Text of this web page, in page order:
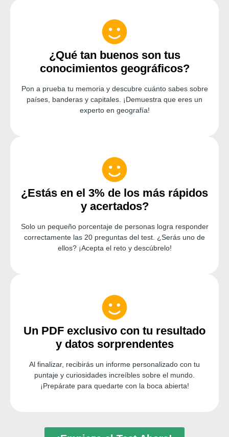
¿Qué tan buenos son tus
conocimientos geográficos?
Pon a prueba tu memoria y descubre cuánto sabes sobre
países, banderas y capitales. ¡Demuestra que eres un
experto en geografía!
¿Estás en el 3% de los más rápidos
y acertados?
Solo un pequeño porcentaje de personas logra responder
correctamente las 20 preguntas del test. ¿Serás uno de
ellos? ¡Acepta el reto y descúbrelo!
Un PDF exclusivo con tu resultado
y datos sorprendentes
Al finalizar, recibirás un informe personalizado con tu
puntaje y curiosidades increíbles sobre el mundo.
¡Prepárate para quedarte con la boca abierta!